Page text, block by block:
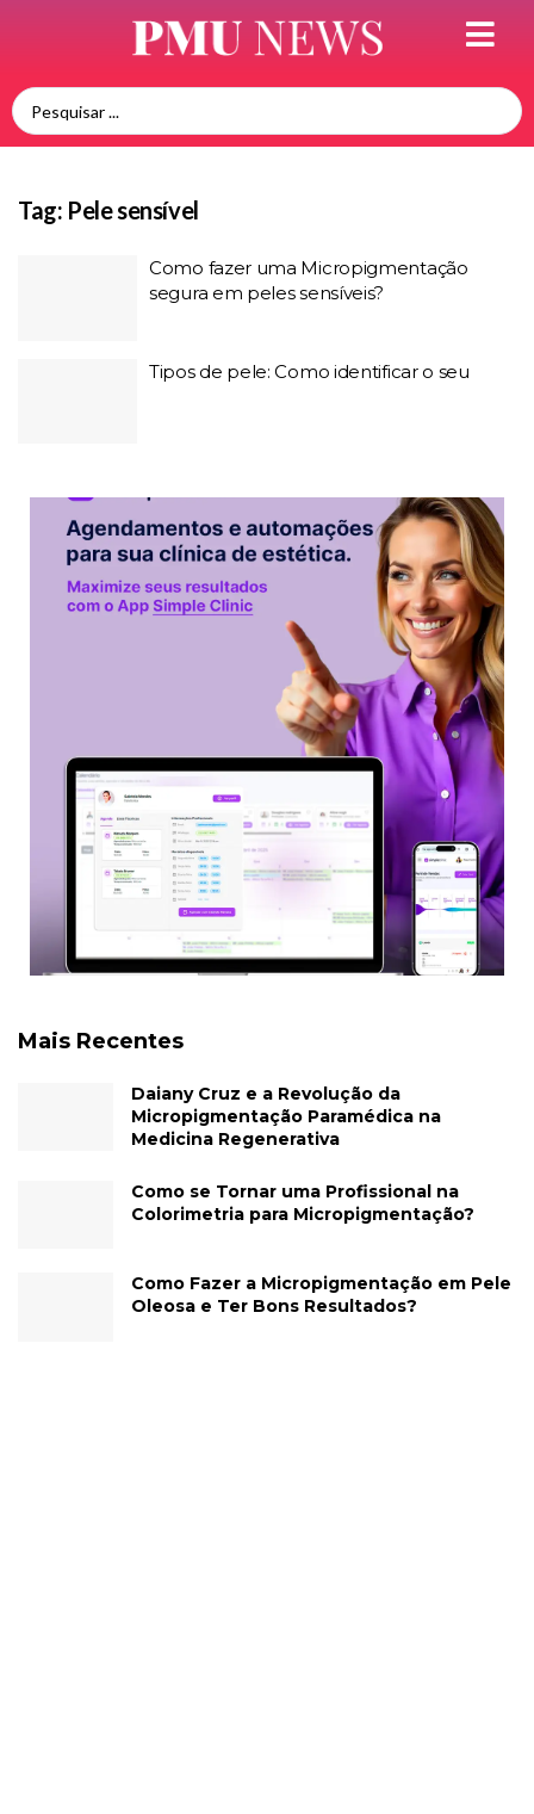
Tag: Pele sensível
Como fazer uma Micropigmentação
segura em peles sensíveis?
Tipos de pele: Como identificar o seu
Mais Recentes
Daiany Cruz e a Revolução da
Micropigmentação Paramédica na
Medicina Regenerativa
Como se Tornar uma Profissional na
Colorimetria para Micropigmentação?
Como Fazer a Micropigmentação em Pele
Oleosa e Ter Bons Resultados?